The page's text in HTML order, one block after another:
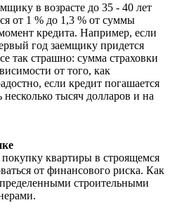
в возрасте до 35 - 40 лет
от 1 % до 1,3 % от суммы
кредита. Например, если
год заемщику придется
так страшно: сумма страховки
от того, как
если кредит погашается
тысяч долларов и на
квартиры в строящемся
от финансового риска. Как
строительными